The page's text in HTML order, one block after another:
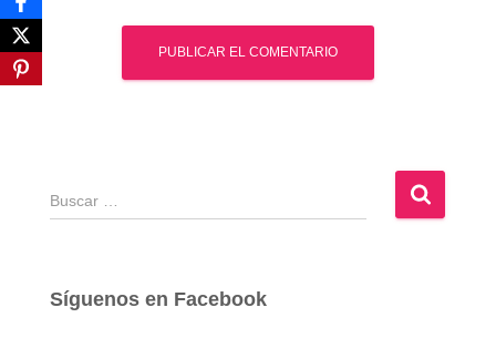
B
u
a
Síguenos en Facebook